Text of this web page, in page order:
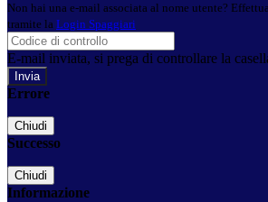
Non hai una e-mail associata al nome utente?
tramite la Login Spaggiari
E-mail inviata, si prega di controllare la
Errore
Chiudi
Successo
Chiudi
Informazione